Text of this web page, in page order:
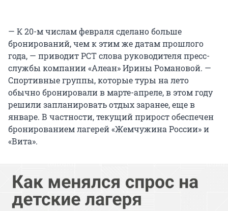
— К 20-м числам февраля сделано больше
бронирований, чем к этим же датам прошлого
года, — приводит РСТ слова руководителя пресс-
службы компании «Алеан» Ирины Романовой. —
Спортивные группы, которые туры на лето
обычно бронировали в марте-апреле, в этом году
решили запланировать отдых заранее, еще в
январе. В частности, текущий прирост обеспечен
бронированием лагерей «Жемчужина России» и
«Вита».